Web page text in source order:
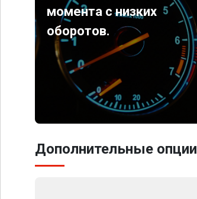
момента с низких
оборотов.
Дополнительные опции